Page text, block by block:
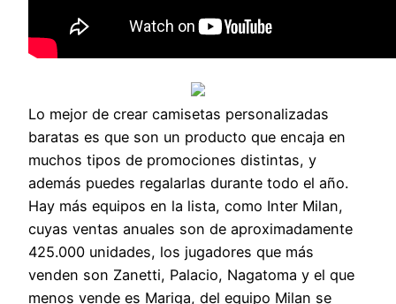
Lo mejor de crear camisetas personalizadas
baratas es que son un producto que encaja en
muchos tipos de promociones distintas, y
además puedes regalarlas durante todo el año.
Hay más equipos en la lista, como Inter Milan,
cuyas ventas anuales son de aproximadamente
425.000 unidades, los jugadores que más
venden son Zanetti, Palacio, Nagatoma y el que
menos vende es Mariga, del equipo Milan se